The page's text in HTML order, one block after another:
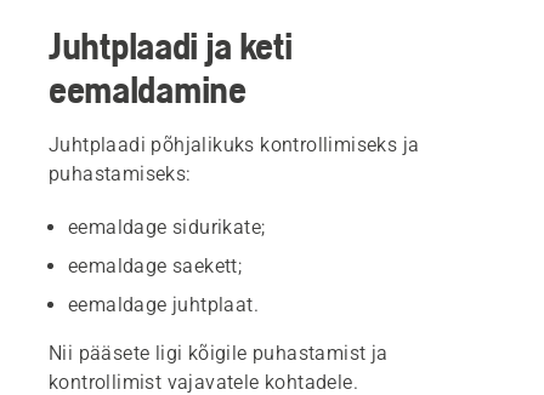
Juhtplaadi ja keti
eemaldamine
Juhtplaadi põhjalikuks kontrollimiseks ja
puhastamiseks:
eemaldage sidurikate;
eemaldage saekett;
eemaldage juhtplaat.
Nii pääsete ligi kõigile puhastamist ja
kontrollimist vajavatele kohtadele.